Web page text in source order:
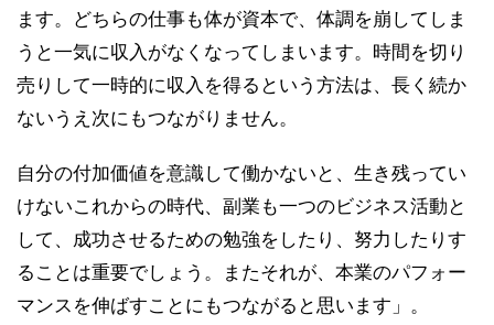
ます。どちらの仕事も体が資本で、体調を崩してしま
うと一気に収入がなくなってしまいます。時間を切り
売りして一時的に収入を得るという方法は、長く続か
ないうえ次にもつながりません。
自分の付加価値を意識して働かないと、生き残ってい
けないこれからの時代、副業も一つのビジネス活動と
して、成功させるための勉強をしたり、努力したりす
ることは重要でしょう。またそれが、本業のパフォー
マンスを伸ばすことにもつながると思います」。